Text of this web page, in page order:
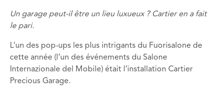
Un garage peut-il être un lieu luxueux ? Cartier en a fait
le pari.
L’un des pop-ups les plus intrigants du Fuorisalone de
cette année (l’un des événements du Salone
Internazionale del Mobile) était l’installation Cartier
Precious Garage.